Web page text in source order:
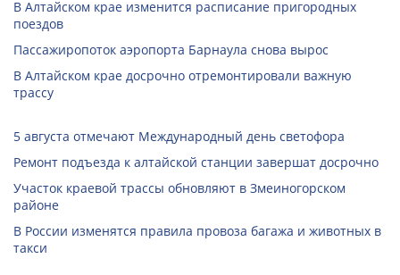
В Алтайском крае изменится расписание пригородных
поездов
Пассажиропоток аэропорта Барнаула снова вырос
В Алтайском крае досрочно отремонтировали важную
трассу
5 августа отмечают Международный день светофора
Ремонт подъезда к алтайской станции завершат досрочно
Участок краевой трассы обновляют в Змеиногорском
районе
В России изменятся правила провоза багажа и животных в
такси